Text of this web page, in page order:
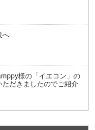
へ
様の「イエコン」の
だきましたのでご紹介